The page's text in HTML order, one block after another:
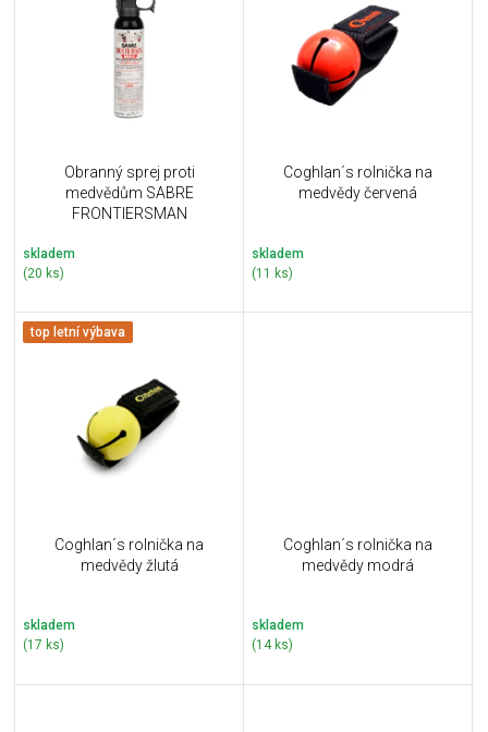
Obranný sprej proti
medvědům SABRE
FRONTIERSMAN
skladem
(20 ks)
Coghlan´s rolnička na
medvědy červená
skladem
(11 ks)
top letní výbava
Coghlan´s rolnička na
medvědy žlutá
skladem
(17 ks)
Coghlan´s rolnička na
medvědy modrá
skladem
(14 ks)